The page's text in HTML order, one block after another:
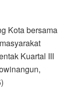
Kota bersama
Kuartal III